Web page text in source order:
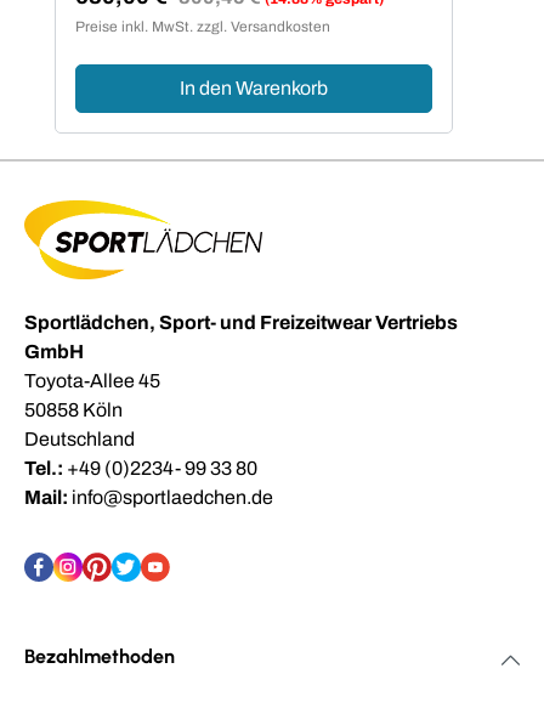
Verkaufspreis:
Preise inkl. MwSt. zzgl. Versandkosten
In den Warenkorb
Sportlädchen, Sport- und Freizeitwear Vertriebs
GmbH
Toyota-Allee 45
50858 Köln
Deutschland
Tel.: +49 (0)2234- 99 33 80
Mail: info@sportlaedchen.de
Bezahlmethoden